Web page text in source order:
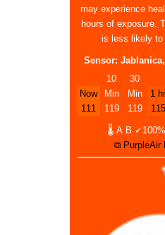
may experience
hours of exposure.
is less likely to
Sensor:
Now
111
10
Min
119
30
Min
119
1 hr
115
🌡 A B ✓100%
⧉ PurpleAir